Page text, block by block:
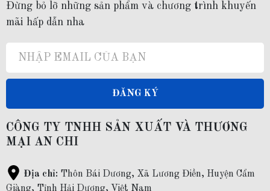
Kích thước : Đủ size
Kiểu dáng:Nhẫn vàng tây nữnhiều mẫu đính hột đá
nhô cao trẻ trung phù hợp làm nhẫn cầu hôn, quà
tặng người yêu, bạn gái.
Đối tượng sử dụng: Nhẫn cầu hôn ;Nhẫn vàngtặng
người yêu, bạn gái trong những dịp đặc biệt như kỷ
niệm ngày yêu, Valentine, ngày 8 3, ngày 20 10, sinh
nhật, ...
Đừng bỏ lỡ những sản phẩm và chương trình khuyến
mãi hấp dẫn nha
ĐĂNG KÝ
CÔNG TY TNHH SẢN XUẤT VÀ THƯƠNG
MẠI AN CHI
Địa chỉ: Thôn Bái Dương, Xã Lương Điền, Huyện Cẩm
Giàng, Tỉnh Hải Dương, Việt Nam